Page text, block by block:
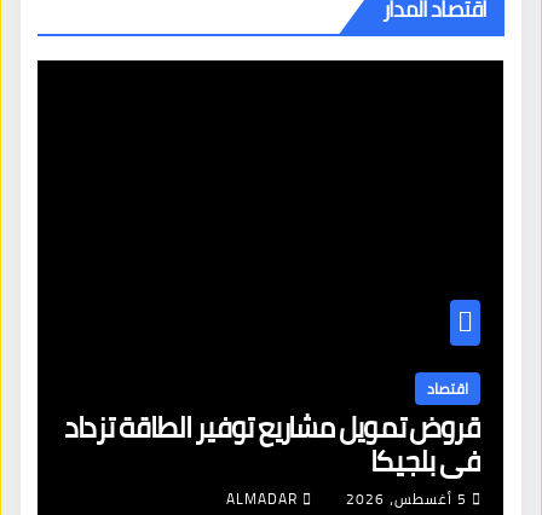
اقتصاد المدار
اقتصاد
قروض تمويل مشاريع توفير الطاقة تزداد
في بلجيكا
5 أغسطس، 2026 ALMADAR